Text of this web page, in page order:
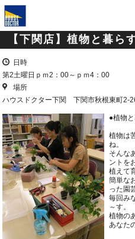
【下関店】植物と暮ら
日時
第2土曜日ｐｍ2：00～ｐｍ4：00
場所
ハウスドクター下関 下関市秋根東町2-
●植物
植物は
ね。
そんな
ントを
植えて
簡単な
った園
毎回み
～す。
植物の
あなた